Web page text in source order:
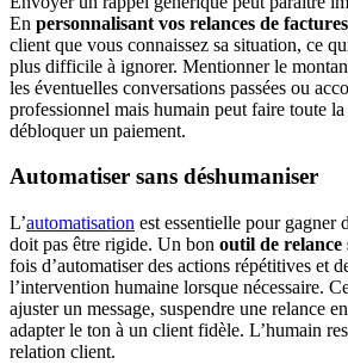
En personnalisant vos relances de factures
client que vous connaissez sa situation, ce
plus difficile à ignorer. Mentionner le
les éventuelles conversations passées ou
professionnel mais humain peut faire toute
débloquer un paiement.
Automatiser sans déshumaniser
L’automatisation est essentielle pour gagner
doit pas être rigide. Un bon outil de relance
fois d’automatiser des actions répétitives et
l’intervention humaine lorsque nécessaire.
ajuster un message, suspendre une relance
adapter le ton à un client fidèle. L’humain
relation client.